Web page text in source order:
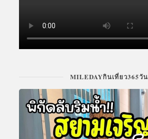
MILEDAYกินเที่ยว365วัน